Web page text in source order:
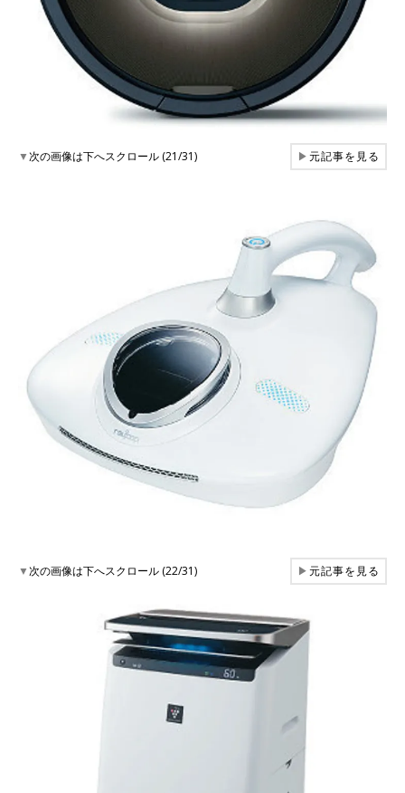
▼次の画像は下へスクロール (21/31) ▶元記事を見る
▼次の画像は下へスクロール (22/31) ▶元記事を見る